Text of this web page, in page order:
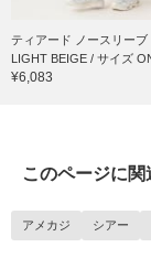
ティアード ノースリーブ
LIGHT BEIGE / サイズ
¥6,083
このページに
アメカジ シアー